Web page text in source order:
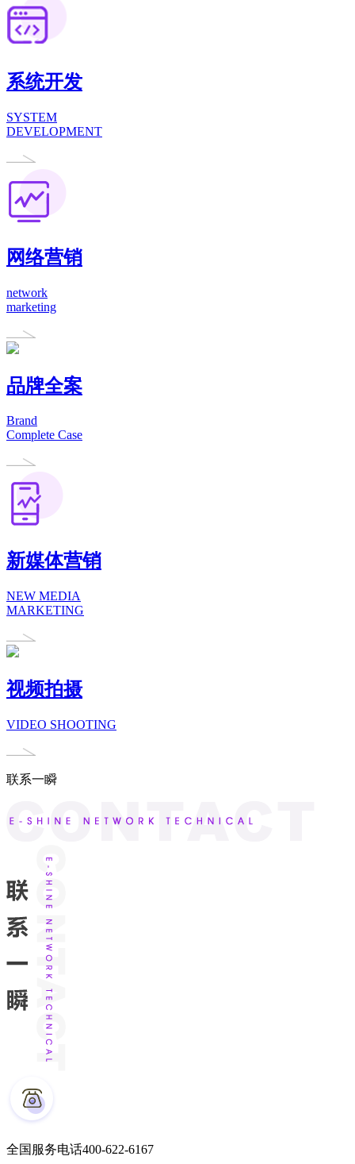
系统开发
SYSTEM
DEVELOPMENT
网络营销
network
marketing
品牌全案
Brand
Complete Case
新媒体营销
NEW MEDIA
MARKETING
视频拍摄
VIDEO SHOOTING
联系一瞬
全国服务电话400-622-6167